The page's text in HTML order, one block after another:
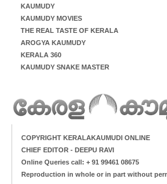
KAUMUDY
KAUMUDY MOVIES
THE REAL TASTE OF KERALA
AROGYA KAUMUDY
KERALA 360
KAUMUDY SNAKE MASTER
COPYRIGHT KERALAKAUMUDI ONLINE
CHIEF EDITOR - DEEPU RAVI
Online Queries call: + 91 99461 08675
Reproduction in whole or in part without